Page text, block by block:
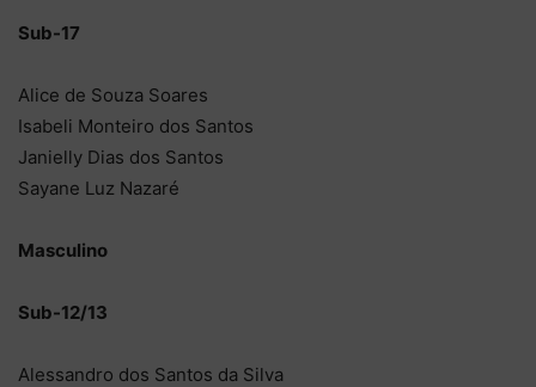
Sub-17
Alice de Souza Soares
Isabeli Monteiro dos Santos
Janielly Dias dos Santos
Sayane Luz Nazaré
Masculino
Sub-12/13
Alessandro dos Santos da Silva